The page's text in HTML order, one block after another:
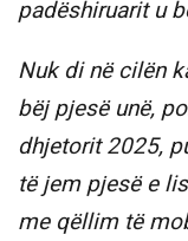
padëshiruarit u
Nuk di në cilën
bëj pjesë unë,
dhjetorit 2025,
të jem pjesë e
me qëllim të